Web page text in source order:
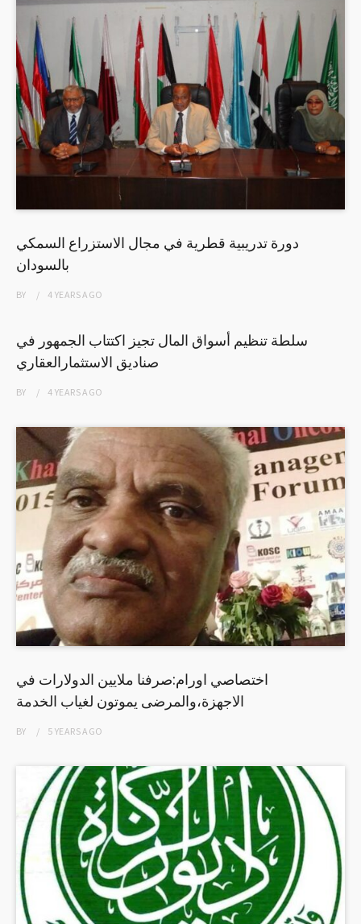
دورة تدريبية قطرية في مجال الاستزراع السمكي
بالسودان
BY 4 YEARSAGO
سلطة تنظيم أسواق المال تجيز اكتتاب الجمهور في
صناديق الاستثمارالعقاري
BY 4 YEARSAGO
اختصاصي اورام:صرفنا ملايين الدولارات في
الاجهزة،والمرضى يموتون لغياب الخدمة
BY 5 YEARSAGO